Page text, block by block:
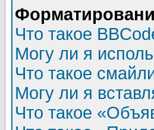
Что такое
Могу ли я
Что такое
Могу ли я
Что такое